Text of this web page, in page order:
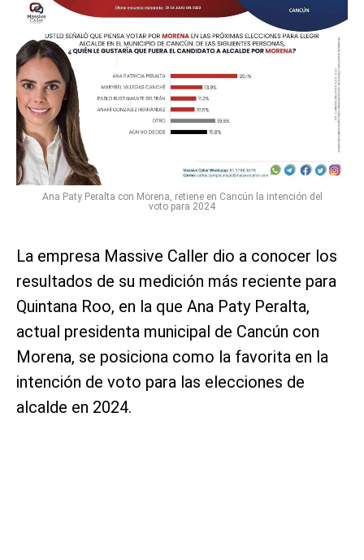
Ana Paty Peralta con Morena, retiene en Cancún la intención del
voto para 2024
La empresa Massive Caller dio a conocer los
resultados de su medición más reciente para
Quintana Roo, en la que Ana Paty Peralta,
actual presidenta municipal de Cancún con
Morena, se posiciona como la favorita en la
intención de voto para las elecciones de
alcalde en 2024.